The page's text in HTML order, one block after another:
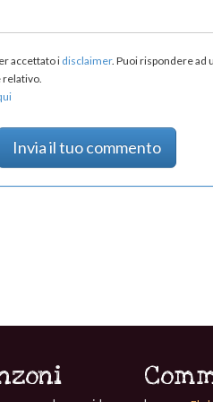
accettato i disclaimer. Puoi rispondere ad
relativo.
Invia il tuo commento